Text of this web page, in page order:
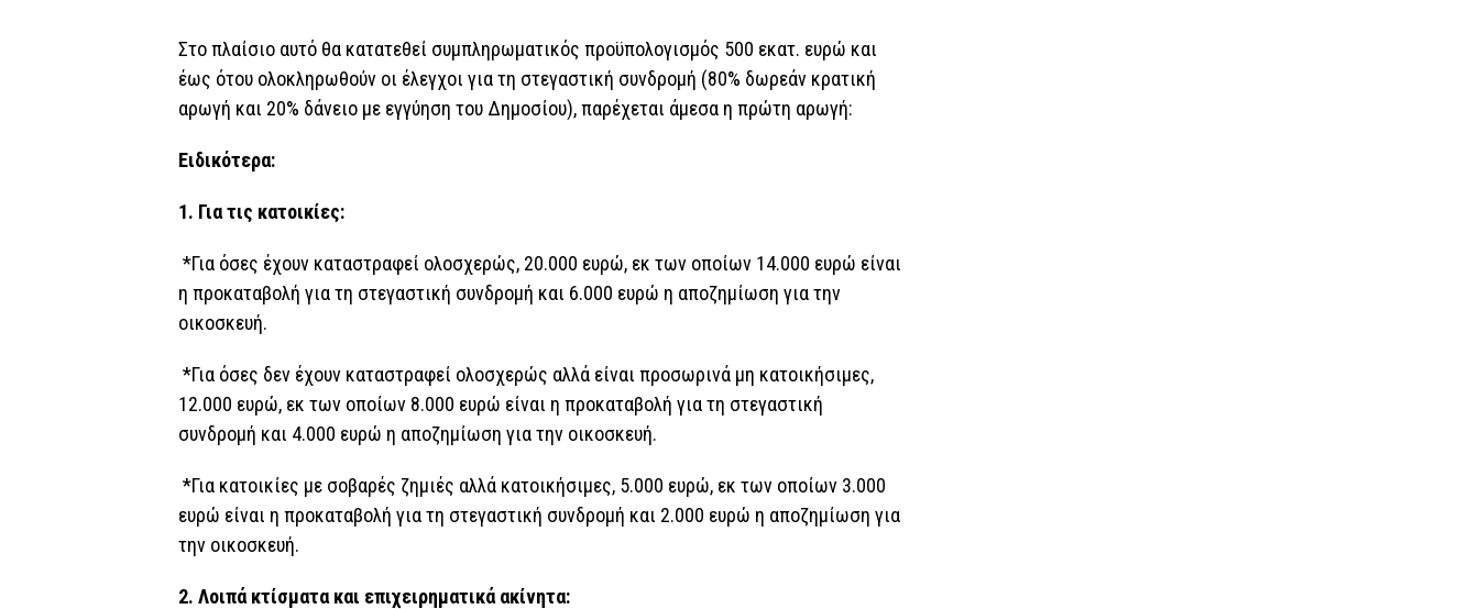
Στο πλαίσιο αυτό θα κατατεθεί συμπληρωματικός προϋπολογισμός 500 εκατ. ευρώ και
έως ότου ολοκληρωθούν οι έλεγχοι για τη στεγαστική συνδρομή (80% δωρεάν κρατική
αρωγή και 20% δάνειο με εγγύηση του Δημοσίου), παρέχεται άμεσα η πρώτη αρωγή:
Ειδικότερα:
1. Για τις κατοικίες:
*Για όσες έχουν καταστραφεί ολοσχερώς, 20.000 ευρώ, εκ των οποίων 14.000 ευρώ είναι
η προκαταβολή για τη στεγαστική συνδρομή και 6.000 ευρώ η αποζημίωση για την
οικοσκευή.
*Για όσες δεν έχουν καταστραφεί ολοσχερώς αλλά είναι προσωρινά μη κατοικήσιμες,
12.000 ευρώ, εκ των οποίων 8.000 ευρώ είναι η προκαταβολή για τη στεγαστική
συνδρομή και 4.000 ευρώ η αποζημίωση για την οικοσκευή.
*Για κατοικίες με σοβαρές ζημιές αλλά κατοικήσιμες, 5.000 ευρώ, εκ των οποίων 3.000
ευρώ είναι η προκαταβολή για τη στεγαστική συνδρομή και 2.000 ευρώ η αποζημίωση για
την οικοσκευή.
2. Λοιπά κτίσματα και επιχειρηματικά ακίνητα: